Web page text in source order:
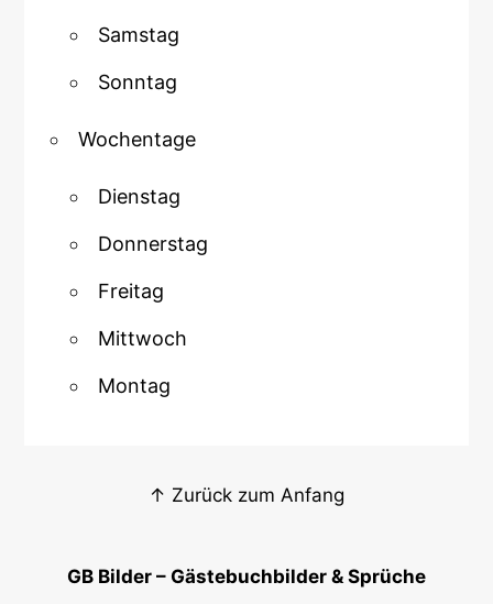
Samstag
Sonntag
Wochentage
Dienstag
Donnerstag
Freitag
Mittwoch
Montag
↑ Zurück zum Anfang
GB Bilder – Gästebuchbilder & Sprüche